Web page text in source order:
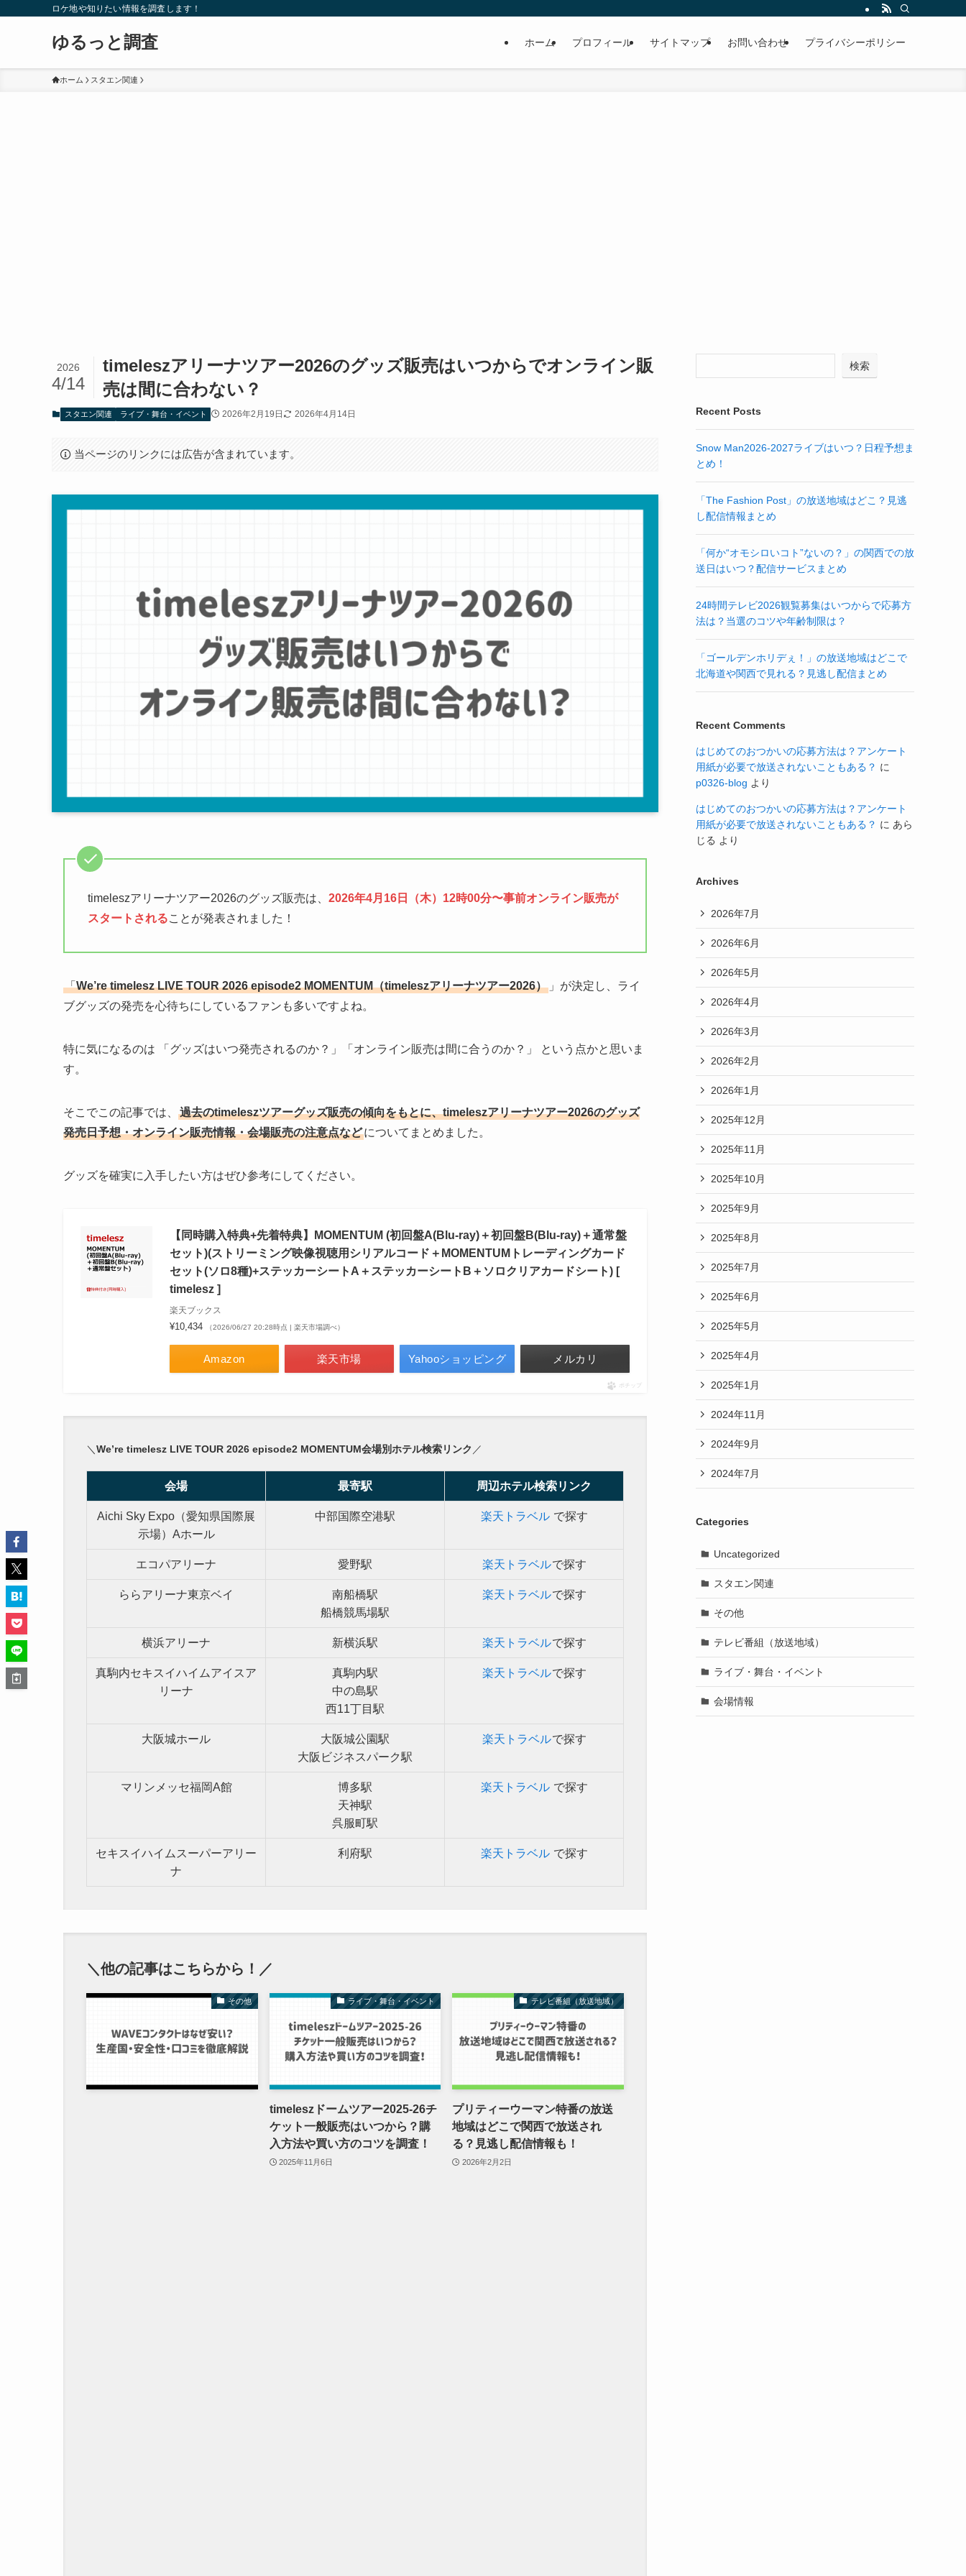
ロケ地や知りたい情報を調査します！
ゆるっと調査 ホーム プロフィール サイトマップ お問い合わせ プライバシーポリシー
ホーム スタエン関連
timeleszアリーナツアー2026のグッズ販売はいつからでオンライン販
売は間に合わない？
2026
4/14
スタエン関連 ライブ・舞台・イベント 2026年2月19日 2026年4月14日
当ページのリンクには広告が含まれています。
timeleszアリーナツアー2026のグッズ販売は、 2026年4月16日（木）12時00分〜事前オンライン販売が
スタートされることが発表されました！
「We’re timelesz LIVE TOUR 2026 episode2 MOMENTUM（timeleszアリーナツアー2026） 」が決定し、ライ
ブグッズの発売を心待ちにしているファンも多いですよね。
特に気になるのは 「グッズはいつ発売されるのか？」「オンライン販売は間に合うのか？」 という点かと思いま
す。
そこでこの記事では、
過去のtimeleszツアーグッズ販売の傾向をもとに、timeleszアリーナツアー2026のグッズ
発売日予想・オンライン販売情報・会場販売の注意点などについてまとめました。
グッズを確実に入手したい方はぜひ参考にしてください。
【同時購入特典+先着特典】MOMENTUM (初回盤A(Blu-ray)＋初回盤B(Blu-ray)＋通常盤
セット)(ストリーミング映像視聴用シリアルコード＋MOMENTUMトレーディングカード
セット(ソロ8種)+ステッカーシートA＋ステッカーシートB＋ソロクリアカードシート) [
timelesz ]
楽天ブックス
¥10,434 （2026/06/27 20:28時点 | 楽天市場調べ）
Amazon 楽天市場 Yahooショッピング メルカリ
ポチップ
＼ We’re timelesz LIVE TOUR 2026 episode2 MOMENTUM会場別ホテル検索リンク ／
会場 最寄駅 周辺ホテル検索リンク
Aichi Sky Expo（愛知県国際展
示場）Aホール
中部国際空港駅 楽天トラベル で探す
エコパアリーナ 愛野駅 楽天トラベルで探す
ららアリーナ東京ベイ
南船橋駅
船橋競馬場駅
楽天トラベルで探す
横浜アリーナ 新横浜駅 楽天トラベルで探す
真駒内セキスイハイムアイスア
リーナ
真駒内駅
中の島駅
西11丁目駅
楽天トラベルで探す
大阪城ホール
大阪城公園駅
大阪ビジネスパーク駅
楽天トラベルで探す
マリンメッセ福岡A館
博多駅
天神駅
呉服町駅
楽天トラベル で探す
セキスイハイムスーパーアリー
ナ
利府駅 楽天トラベル で探す
＼他の記事はこちらから！／
その他 ライブ・舞台・イベント
timeleszドームツアー2025-26チ
ケット一般販売はいつから？購
入方法や買い方のコツを調査！
2025年11月6日
テレビ番組（放送地域）
プリティーウーマン特番の放送
地域はどこで関西で放送され
る？見逃し配信情報も！
2026年2月2日
検索
Recent Posts
Snow Man2026-2027ライブはいつ？日程予想ま
とめ！
「The Fashion Post」の放送地域はどこ？見逃
し配信情報まとめ
「何か“オモシロいコト”ないの？」の関西での放
送日はいつ？配信サービスまとめ
24時間テレビ2026観覧募集はいつからで応募方
法は？当選のコツや年齢制限は？
「ゴールデンホリデぇ！」の放送地域はどこで
北海道や関西で見れる？見逃し配信まとめ
Recent Comments
はじめてのおつかいの応募方法は？アンケート
用紙が必要で放送されないこともある？ に
p0326-blog より
はじめてのおつかいの応募方法は？アンケート
用紙が必要で放送されないこともある？ に あら
じる より
Archives
2026年7月
2026年6月
2026年5月
2026年4月
2026年3月
2026年2月
2026年1月
2025年12月
2025年11月
2025年10月
2025年9月
2025年8月
2025年7月
2025年6月
2025年5月
2025年4月
2025年1月
2024年11月
2024年9月
2024年7月
Categories
Uncategorized
スタエン関連
その他
テレビ番組（放送地域）
ライブ・舞台・イベント
会場情報